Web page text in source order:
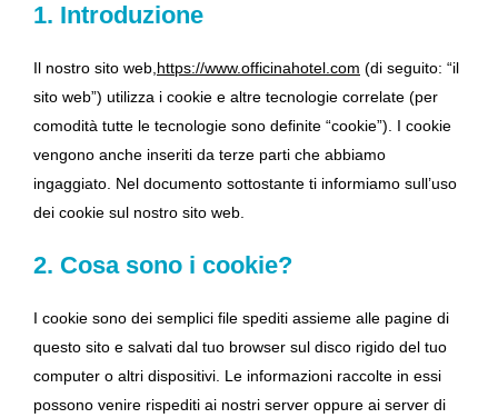
1. Introduzione
Il nostro sito web, https://www.officinahotel.com (di seguito: “il
sito web”) utilizza i cookie e altre tecnologie correlate (per
comodità tutte le tecnologie sono definite “cookie”). I cookie
vengono anche inseriti da terze parti che abbiamo
ingaggiato. Nel documento sottostante ti informiamo sull’uso
dei cookie sul nostro sito web.
2. Cosa sono i cookie?
I cookie sono dei semplici file spediti assieme alle pagine di
questo sito e salvati dal tuo browser sul disco rigido del tuo
computer o altri dispositivi. Le informazioni raccolte in essi
possono venire rispediti ai nostri server oppure ai server di